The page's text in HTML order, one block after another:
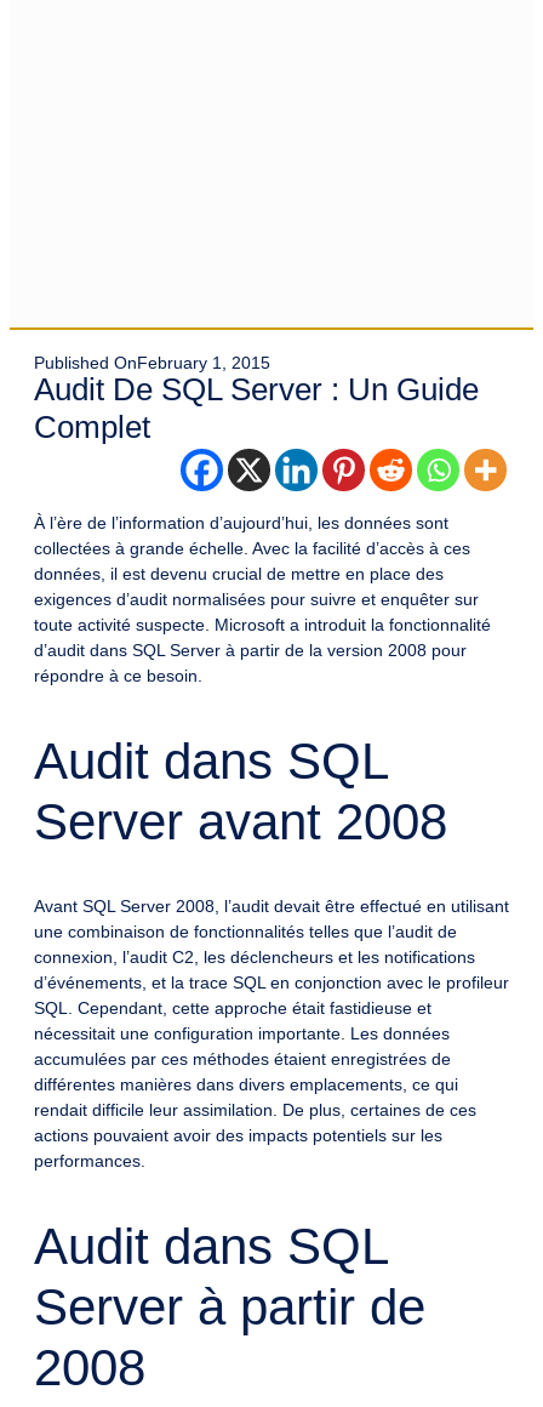
Published OnFebruary 1, 2015
Audit De SQL Server : Un Guide
Complet
À l’ère de l’information d’aujourd’hui, les données sont
collectées à grande échelle. Avec la facilité d’accès à ces
données, il est devenu crucial de mettre en place des
exigences d’audit normalisées pour suivre et enquêter sur
toute activité suspecte. Microsoft a introduit la fonctionnalité
d’audit dans SQL Server à partir de la version 2008 pour
répondre à ce besoin.
Audit dans SQL
Server avant 2008
Avant SQL Server 2008, l’audit devait être effectué en utilisant
une combinaison de fonctionnalités telles que l’audit de
connexion, l’audit C2, les déclencheurs et les notifications
d’événements, et la trace SQL en conjonction avec le profileur
SQL. Cependant, cette approche était fastidieuse et
nécessitait une configuration importante. Les données
accumulées par ces méthodes étaient enregistrées de
différentes manières dans divers emplacements, ce qui
rendait difficile leur assimilation. De plus, certaines de ces
actions pouvaient avoir des impacts potentiels sur les
performances.
Audit dans SQL
Server à partir de
2008